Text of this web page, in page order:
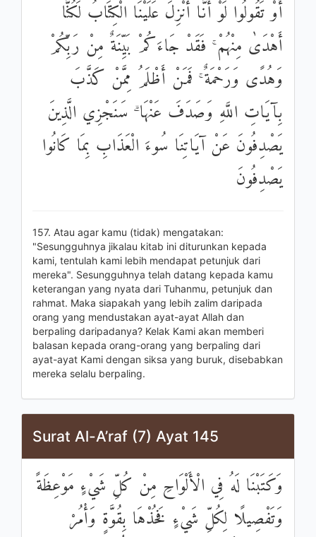
أَوْ تَقُولُوا لَوْ أَنَّا أُنْزِلَ عَلَيْنَا الْكِتَابُ لَكُنَّا
أَهْدَىٰ مِنْهُمْ ۚ فَقَدْ جَاءَكُمْ بَيِّنَةٌ مِنْ رَبِّكُمْ
وَهُدًى وَرَحْمَةٌ ۚ فَمَنْ أَظْلَمُ مِمَّنْ كَذَّبَ
بِآيَاتِ اللَّهِ وَصَدَفَ عَنْهَا ۗ سَنَجْزِي الَّذِينَ
يَصْدِفُونَ عَنْ آيَاتِنَا سُوءَ الْعَذَابِ بِمَا كَانُوا
يَصْدِفُونَ
157. Atau agar kamu (tidak) mengatakan:
"Sesungguhnya jikalau kitab ini diturunkan kepada
kami, tentulah kami lebih mendapat petunjuk dari
mereka". Sesungguhnya telah datang kepada kamu
keterangan yang nyata dari Tuhanmu, petunjuk dan
rahmat. Maka siapakah yang lebih zalim daripada
orang yang mendustakan ayat-ayat Allah dan
berpaling daripadanya? Kelak Kami akan memberi
balasan kepada orang-orang yang berpaling dari
ayat-ayat Kami dengan siksa yang buruk, disebabkan
mereka selalu berpaling.
Surat Al-A’raf (7) Ayat 145
وَكَتَبْنَا لَهُ فِي الْأَلْوَاحِ مِنْ كُلِّ شَيْءٍ مَوْعِظَةً
وَتَفْصِيلًا لِكُلِّ شَيْءٍ فَخُذْهَا بِقُوَّةٍ وَأْمُرْ